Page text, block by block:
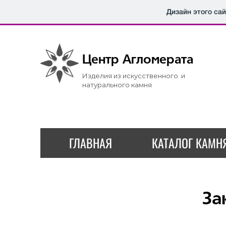
Дизайн этого
Центр Агломерата
Изделия из искусственного и
натурального камня
ГЛАВНАЯ КАТАЛОГ